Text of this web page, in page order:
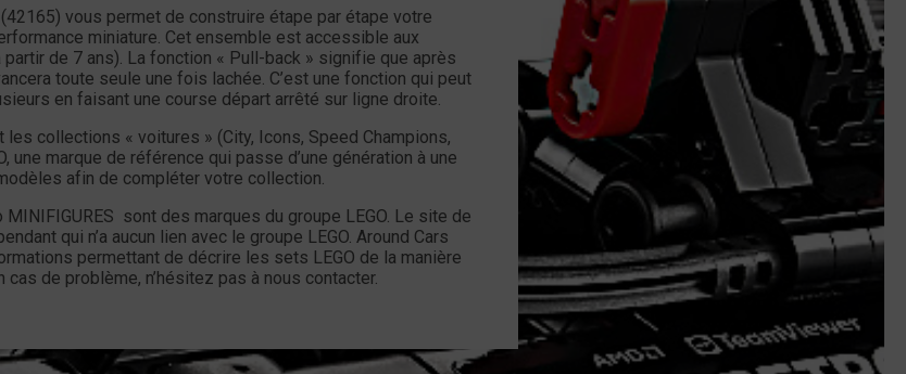
Technic
42165
-
Mercedes-
F1
W14
E
Performance
-
Pull-
Back
vous permet de construire étape par étape votre
miniature. Cet ensemble est accessible aux
partir de 7 ans). La fonction « Pull-back » signifie que après
toute seule une fois lachée. C’est une fonction qui peut
en faisant une course départ arrêté sur ligne droite.
collections « voitures » (City, Icons, Speed Champions,
une marque de référence qui passe d’une génération à une
afin de compléter votre collection.
MINIFIGURES sont des marques du groupe LEGO. Le site de
qui n’a aucun lien avec le groupe LEGO. Around Cars
permettant de décrire les sets LEGO de la manière
de problème, n’hésitez pas à nous contacter.